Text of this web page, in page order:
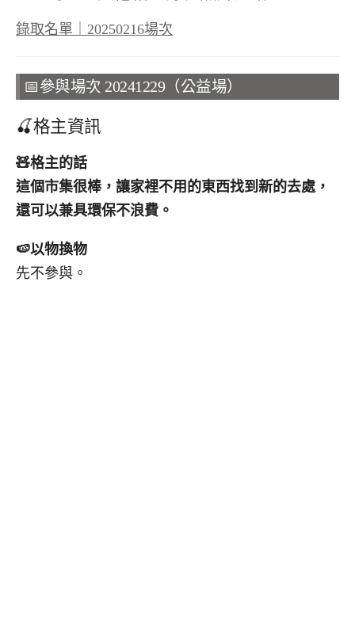
錄取名單｜20250216場次
📅參與場次 20241229（公益場）
🍒格主資訊
🧸格主的話
這個市集很棒，讓家裡不用的東西找到新的去處，
還可以兼具環保不浪費。
🍉以物換物
先不參與。